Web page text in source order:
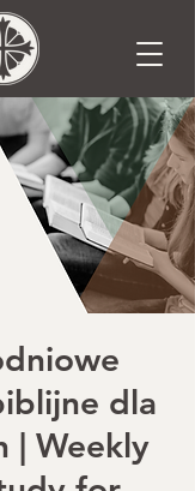
dla
| Weekly